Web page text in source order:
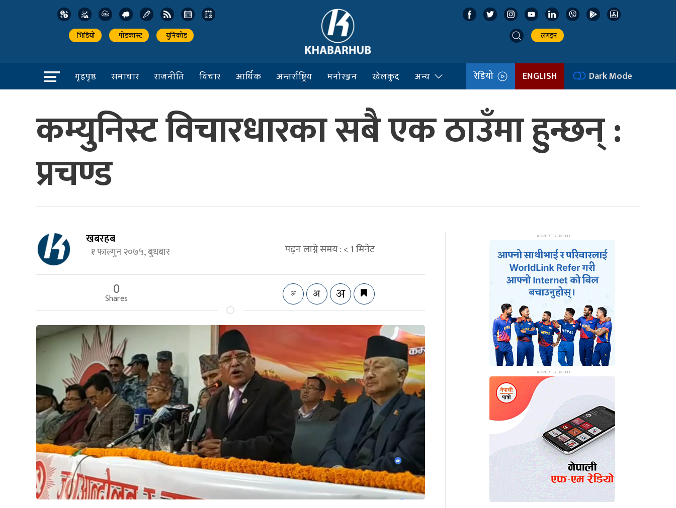
भिडियो पोडकास्ट युनिकोड लगइन
गृहपृष्ठ समाचार राजनीति विचार आर्थिक अन्तर्राष्ट्रिय मनोरञ्जन खेलकुद अन्य रेडियो ENGLISH Dark Mode
कम्युनिस्ट विचारधारका सबै एक ठाउँमा हुन्छन् :
प्रचण्ड
खबरहब
१ फाल्गुन २०७५, बुधबार पढ्न लाग्ने समय :< 1मिनेट
0
Shares